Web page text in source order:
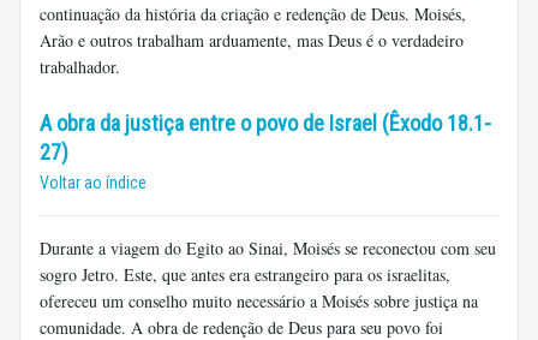
continuação da história da criação e redenção de Deus. Moisés,
Arão e outros trabalham arduamente, mas Deus é o verdadeiro
trabalhador.
A obra da justiça entre o povo de Israel (Êxodo 18.1-
27)
Voltar ao índice
Durante a viagem do Egito ao Sinai, Moisés se reconectou com seu
sogro Jetro. Este, que antes era estrangeiro para os israelitas,
ofereceu um conselho muito necessário a Moisés sobre justiça na
comunidade. A obra de redenção de Deus para seu povo foi